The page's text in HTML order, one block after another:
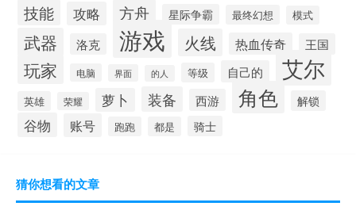
技能 攻略 方舟 星际争霸 最终幻想 模式
武器 洛克 游戏 火线 热血传奇 王国
玩家 电脑 界面 的人 等级 自己的 艾尔
英雄 荣耀 萝卜 装备 西游 角色 解锁
谷物 账号 跑跑 都是 骑士
猜你想看的文章